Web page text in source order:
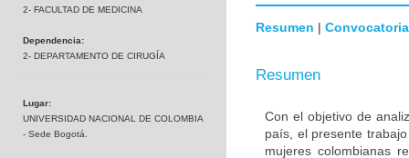
2- FACULTAD DE MEDICINA
Dependencia:
2- DEPARTAMENTO DE CIRUGÍA
Lugar:
UNIVERSIDAD NACIONAL DE COLOMBIA
- Sede Bogotá.
Resumen | Convocatoria
Resumen
Con el objetivo de
país, el presente
mujeres colombianas